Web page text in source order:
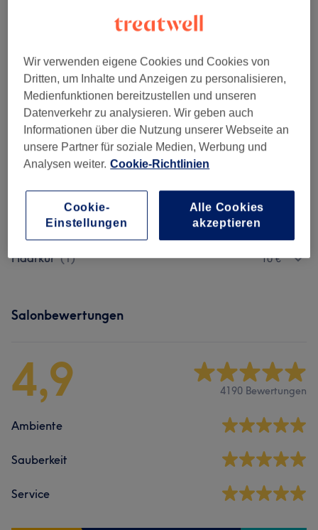
Damen - Haarschnitte & Stylings 4)
Kinder Haarschnitte (1) 40 €
Damen - Komplett Farbe (3) ab 45 €
Damen - Farbe/ Tönung (3 ) ab 45 €
Damen - Strähnen (9) ab 45 €
Blondierung/Hellerfärbung ab 148 €
Haarkur (1) 10 €
Salonbewertungen
4,9 4190 Bewertungen
Ambiente
Sauberkeit
Service
Wir verwenden eigene Cookies und Cookies von
Dritten, um Inhalte und Anzeigen zu personalisieren,
Medienfunktionen bereitzustellen und unseren
Datenverkehr zu analysieren. Wir geben auch
Informationen über die Nutzung unserer Webseite an
unsere Partner für soziale Medien, Werbung und
Analysen weiter. Cookie-Richtlinien
Cookie-
Einstellungen
Alle Cookies
akzeptieren